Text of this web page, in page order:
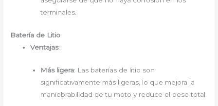
terminales.
Batería de Litio:
Ventajas:
Más ligera: Las baterías de litio son
significativamente más ligeras, lo que mejora la
maniobrabilidad de tu moto y reduce el peso total.